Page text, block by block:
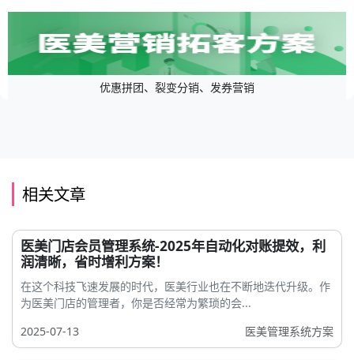
优惠拼团、裂变分销、发券营销
相关文章
医美门店会员管理系统-2025年自动化对账提效，利
润清晰，省时增利方案！
在这个科技飞速发展的时代，医美行业也在不断地迭代升级。作
为医美门店的管理者，你是否经常为繁琐的会...
2025-07-13
医美管理系统方案